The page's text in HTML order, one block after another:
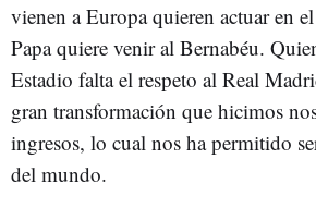
vienen a Europa quieren actuar en
Papa quiere venir al Bernabéu.
Estadio falta el respeto al Real
gran transformación que hicimos
ingresos, lo cual nos ha permitido
del mundo.